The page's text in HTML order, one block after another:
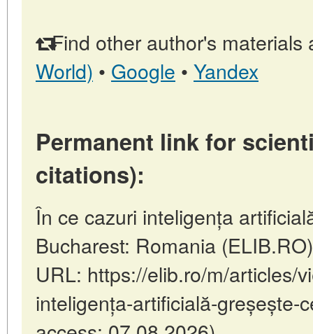
Find other author's materials
World) • Google • Yandex
Permanent link for
citations):
În ce cazuri inteligența
Bucharest: Romania
URL: https://elib.ro/m/articles/
inteligența-artificială-greșește-